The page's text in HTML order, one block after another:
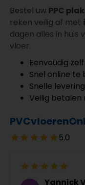
Bestel uw PPC
reken veilig af met
dagen alles in
vloer.
Eenvoudig
Snel online te
Snelle
Veilig betalen
5.0
Yannick